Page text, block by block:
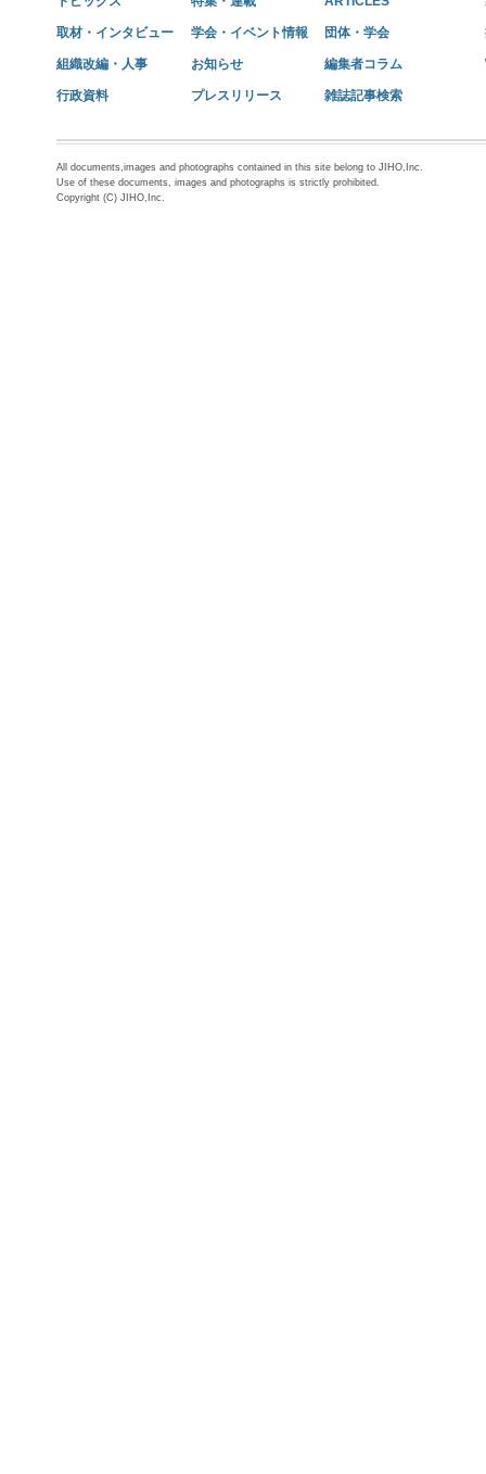
取材・インタビュー 学会・イベント情報 団体・学会
組織改編・人事 お知らせ 編集者コラム
行政資料 プレスリリース 雑誌記事検索
All documents,images and photographs contained in this site belong to JIHO,Inc.
Use of these documents, images and photographs is strictly prohibited.
Copyright (C) JIHO,Inc.